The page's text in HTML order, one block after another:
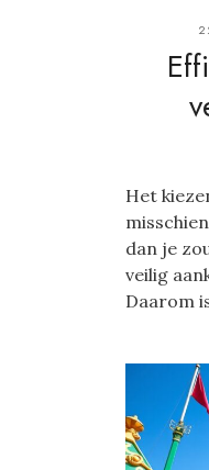
Het
dan je
veilig
Daarom